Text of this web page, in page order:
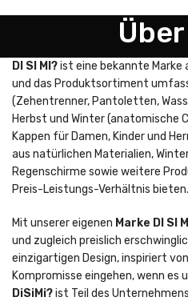
DI SI MI?ist eine bekannte
und das Produktsortiment
(Zehentrenner, Pantoletten,
Herbst und Winter (anatomische
Kappen für Damen, Kinder und
aus natürlichen Materialien,
Regenschirme sowie weitere
Preis-Leistungs-Verhältnis bieten.
Mit unserer eigenen Marke DI SI
und zugleich preislich
einzigartigen Design, inspiriert
Kompromisse eingehen, wenn es
DiSiMi?ist Teil des